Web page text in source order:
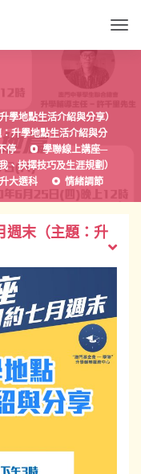
學地點生活介紹與分享）
升學地點生活介紹與分
停
學聯線上講座─
、抉擇技巧及生涯規劃）
升大選科 情緒調節
週末（主題：升